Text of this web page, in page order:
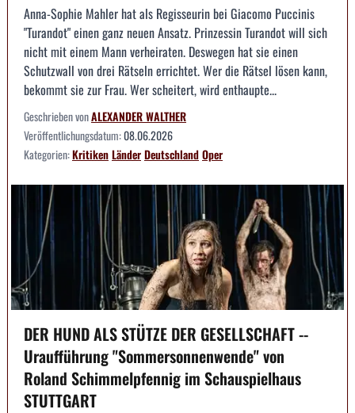
Anna-Sophie Mahler hat als Regisseurin bei Giacomo Puccinis
"Turandot" einen ganz neuen Ansatz. Prinzessin Turandot will sich
nicht mit einem Mann verheiraten. Deswegen hat sie einen
Schutzwall von drei Rätseln errichtet. Wer die Rätsel lösen kann,
bekommt sie zur Frau. Wer scheitert, wird enthaupte...
Geschrieben vonALEXANDER WALTHER
Veröffentlichungsdatum:08.06.2026
Kategorien:KritikenLänderDeutschlandOper
DER HUND ALS STÜTZE DER GESELLSCHAFT --
Uraufführung "Sommersonnenwende" von
Roland Schimmelpfennig im Schauspielhaus
STUTTGART